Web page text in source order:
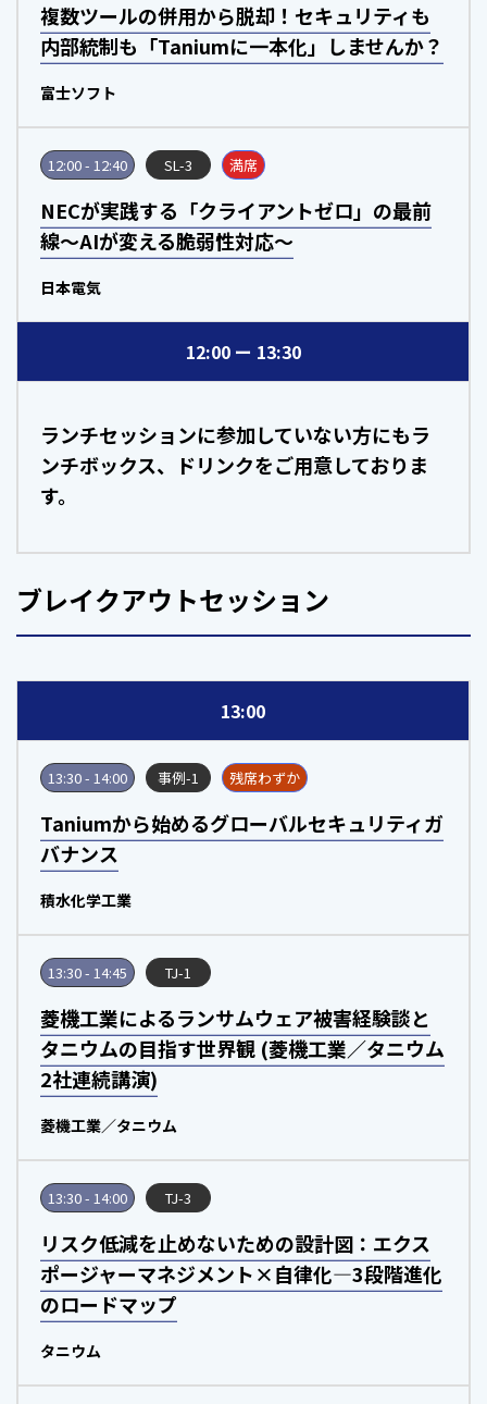
複数ツールの併用から脱却！セキュリティも
内部統制も「Taniumに一本化」しませんか？
富士ソフト
12:00 - 12:40 SL-3 満席
NECが実践する「クライアントゼロ」の最前
線～AIが変える脆弱性対応～
日本電気
12:00 13:30
ランチセッションに参加していない方にもラ
ンチボックス、ドリンクをご用意しておりま
す。
ブレイクアウトセッション
13:00
13:30 - 14:00 事例-1 残席わずか
Taniumから始めるグローバルセキュリティガ
バナンス
積水化学工業
13:30 - 14:45 TJ-1
菱機工業によるランサムウェア被害経験談と
タニウムの目指す世界観 (菱機工業／タニウム
2社連続講演)
菱機工業／タニウム
13:30 - 14:00 TJ-3
リスク低減を止めないための設計図：エクス
ポージャーマネジメント×自律化―3段階進化
のロードマップ
タニウム